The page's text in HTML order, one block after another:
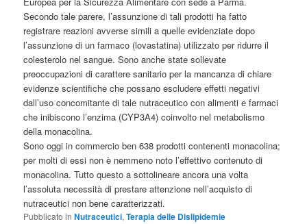
Secondo tale parere, l’assunzione di tali prodotti ha fatto
registrare reazioni avverse simili a quelle evidenziate dopo
l’assunzione di un farmaco (lovastatina) utilizzato per ridurre il
colesterolo nel sangue. Sono anche state sollevate
preoccupazioni di carattere sanitario per la mancanza di chiare
evidenze scientifiche che possano escludere effetti negativi
dall’uso concomitante di tale nutraceutico con alimenti e farmaci
che inibiscono l’enzima (CYP3A4) coinvolto nel metabolismo
della monacolina.
Sono oggi in commercio ben 638 prodotti contenenti monacolina;
per molti di essi non è nemmeno noto l’effettivo contenuto di
monacolina. Tutto questo a sottolineare ancora una volta
l’assoluta necessità di prestare attenzione nell’acquisto di
nutraceutici non bene caratterizzati.
Pubblicato in Nutraceutici,Terapia delle Dislipidemie